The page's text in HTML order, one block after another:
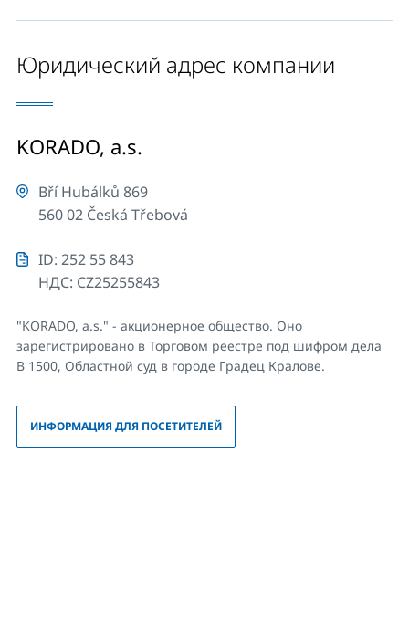
Юридический адрес компании
KORADO, a.s.
Bří Hubálků 869
560 02 Česká Třebová
ID: 252 55 843
НДС: CZ25255843
"KORADO, a.s." - акционерное общество. Оно
зарегистрировано в Торговом реестре под шифром дела
B 1500, Областной суд в городе Градец Кралове.
ИНФОРМАЦИЯ ДЛЯ ПОСЕТИТЕЛЕЙ